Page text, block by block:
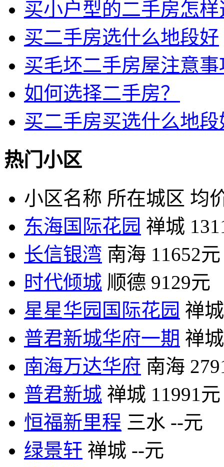
买小户型的二手房怎样
买二手房选什么地段好
买毛坯二手房屋注意事
如何选择二手房？
买二手房买选什么地段
热门小区
小区名称 所在城区 均
东海国际花园 禅城
长信银湾 南海 11652元
时代倾城 顺德 9129元
星星华园国际花园 禅城
普君新城华府一期 禅城
南海万达华府 南海
普君新城 禅城 11991元
恒福新里程 三水 --元
绿景轩 禅城 --元